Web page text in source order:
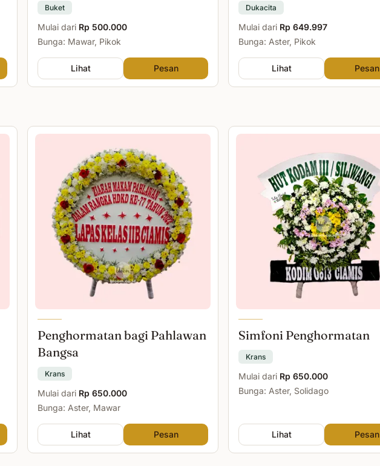
Buket
Mulai dari Rp 500.000
Bunga: Mawar, Pikok
Lihat Pesan
Dukacita
Mulai dari Rp 649.997
Bunga: Aster, Pikok
Lihat Pesan
Penghormatan bagi Pahlawan
Bangsa
Krans
Mulai dari Rp 650.000
Bunga: Aster, Mawar
Lihat Pesan
Simfoni Penghormatan
Krans
Mulai dari Rp 650.000
Bunga: Aster, Solidago
Lihat Pesan